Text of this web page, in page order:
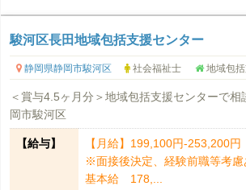
駿河区長田地域包括支援センター
静岡県静岡市駿河区 社会福祉士 地域包括
＜賞与4.5ヶ月分＞地域包括支援センターで
岡市駿河区
【給与】
【月給】199,100円-253,200円
※面接後決定、経験前職等考慮
基本給 178,...